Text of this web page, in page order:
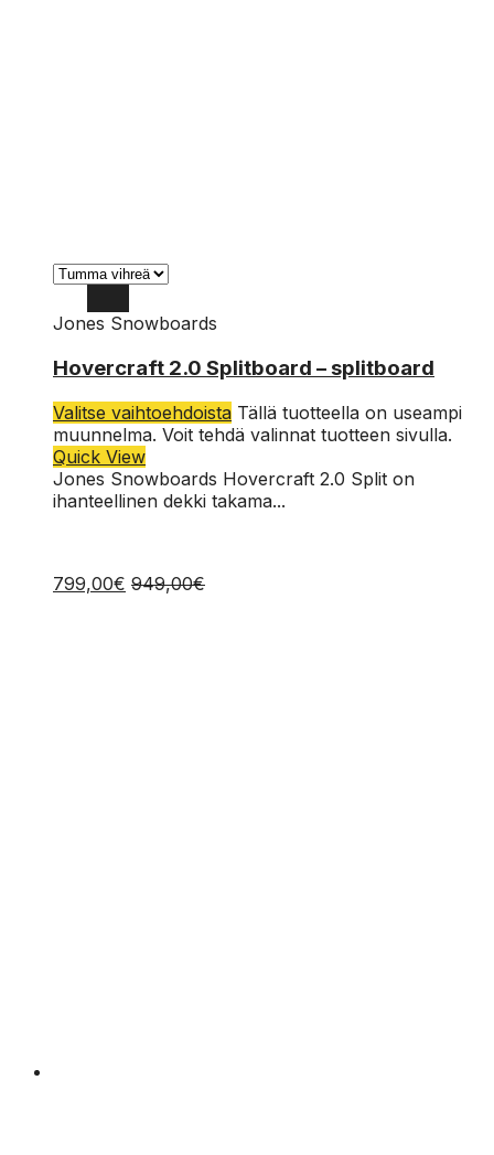
156
160
Jones Snowboards
Hovercraft 2.0 Splitboard – splitboard
Valitse vaihtoehdoista Tällä tuotteella on useampi
muunnelma. Voit tehdä valinnat tuotteen sivulla.
Quick View
Jones Snowboards Hovercraft 2.0 Split on
ihanteellinen dekki takama...
799,00€ 949,00€